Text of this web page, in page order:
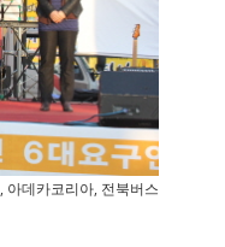
데카코리아, 전북버스